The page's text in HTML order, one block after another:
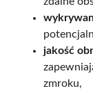
jakość
zmroku,